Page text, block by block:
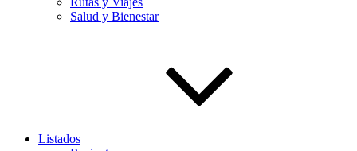
Salud y Bienestar
Listados